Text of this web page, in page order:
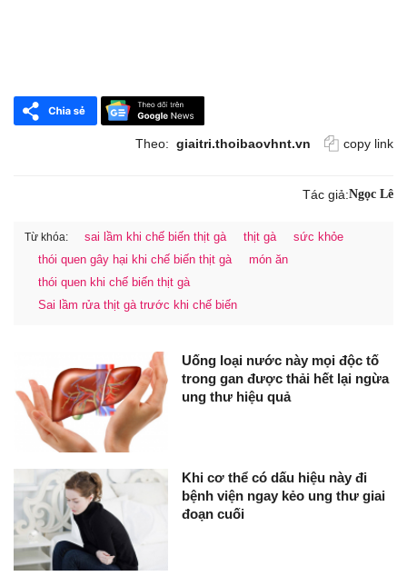
Theo: giaitri.thoibaovhnt.vn copy link
Tác giả:Ngọc Lê
Từ khóa: sai lầm khi chế biến thịt gà thịt gà
sức khỏe
thói quen gây hại khi chế biến thịt gà
món ăn
thói quen khi chế biến thịt gà
Sai lầm rửa thịt gà trước khi chế biến
Uống loại nước này mọi độc tố
trong gan được thải hết lại ngừa
ung thư hiệu quả
Khi cơ thể có dấu hiệu này đi
bệnh viện ngay kẻo ung thư giai
đoạn cuối